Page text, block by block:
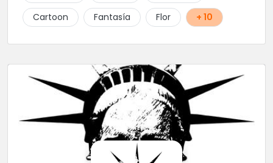
Cartoon
Fantasía Flor + 10